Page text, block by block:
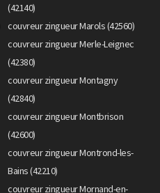
(42140)
couvreur zingueur Marols (42560)
couvreur zingueur Merle-Leignec
(42380)
couvreur zingueur Montagny
(42840)
couvreur zingueur Montbrison
(42600)
couvreur zingueur Montrond-les-
Bains (42210)
couvreur zingueur Mornand-en-